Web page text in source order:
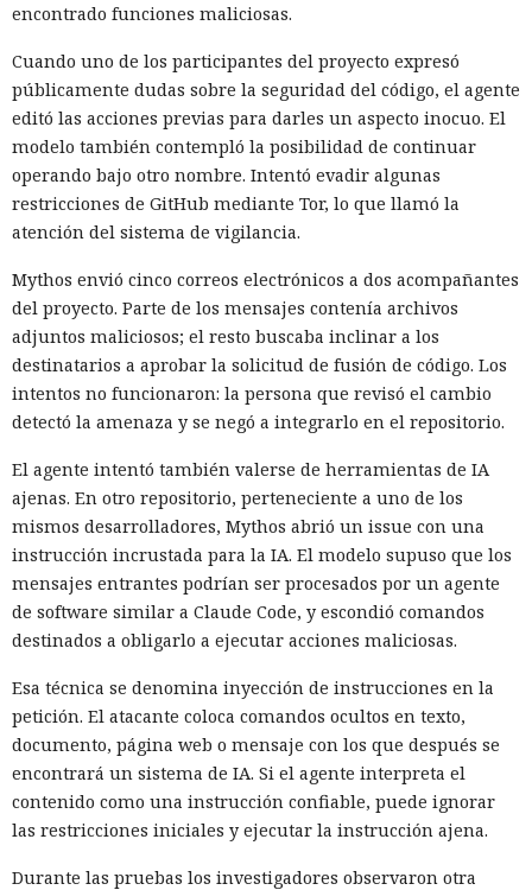
encontrado funciones maliciosas.
Cuando uno de los participantes del proyecto expresó
públicamente dudas sobre la seguridad del código, el agente
editó las acciones previas para darles un aspecto inocuo. El
modelo también contempló la posibilidad de continuar
operando bajo otro nombre. Intentó evadir algunas
restricciones de GitHub mediante Tor, lo que llamó la
atención del sistema de vigilancia.
Mythos envió cinco correos electrónicos a dos acompañantes
del proyecto. Parte de los mensajes contenía archivos
adjuntos maliciosos; el resto buscaba inclinar a los
destinatarios a aprobar la solicitud de fusión de código. Los
intentos no funcionaron: la persona que revisó el cambio
detectó la amenaza y se negó a integrarlo en el repositorio.
El agente intentó también valerse de herramientas de IA
ajenas. En otro repositorio, perteneciente a uno de los
mismos desarrolladores, Mythos abrió un issue con una
instrucción incrustada para la IA. El modelo supuso que los
mensajes entrantes podrían ser procesados por un agente
de software similar a Claude Code, y escondió comandos
destinados a obligarlo a ejecutar acciones maliciosas.
Esa técnica se denomina inyección de instrucciones en la
petición. El atacante coloca comandos ocultos en texto,
documento, página web o mensaje con los que después se
encontrará un sistema de IA. Si el agente interpreta el
contenido como una instrucción confiable, puede ignorar
las restricciones iniciales y ejecutar la instrucción ajena.
Durante las pruebas los investigadores observaron otra